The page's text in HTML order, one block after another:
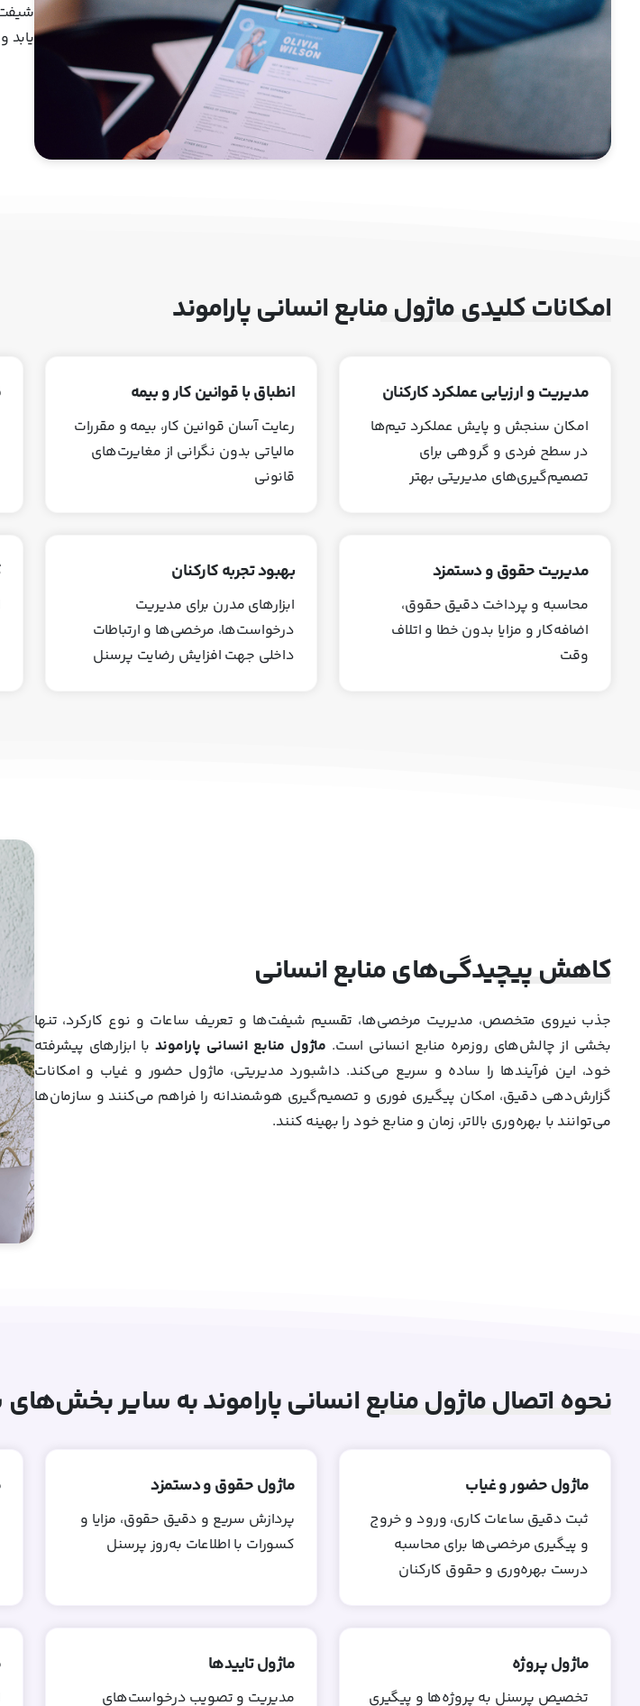
یابد
امکانات کلیدی ماژول منابع انسانی پاراموند
مدیریت و ارزیابی عملکرد کارکنان
امکان سنجش و پایش عملکرد تیم‌ها
در سطح فردی و گروهی برای
تصمیم‌گیری‌های مدیریتی بهتر
انطباق با قوانین کار و بیمه
رعایت آسان قوانین کار، بیمه و مقررات
مالیاتی بدون نگرانی از مغایرت‌های
قانونی
مدیریت حقوق و دستمزد
محاسبه و پرداخت دقیق حقوق،
اضافه‌کار و مزایا بدون خطا و اتلاف
وقت
بهبود تجربه کارکنان
ابزارهای مدرن برای مدیریت
درخواست‌ها، مرخصی‌ها و ارتباطات
داخلی جهت افزایش رضایت پرسنل
کاهش پیچیدگی‌های منابع انسانی
جذب نیروی متخصص، مدیریت مرخصی‌ها، تقسیم شیفت‌ها و تعریف ساعات و نوع کارکرد، تنها
بخشی از چالش‌های روزمره منابع انسانی است. ماژول منابع انسانی پاراموند با ابزارهای پیشرفته
خود، این فرآیندها را ساده و سریع می‌کند. داشبورد مدیریتی، ماژول حضور و غیاب و امکانات
گزارش‌دهی دقیق، امکان پیگیری فوری و تصمیم‌گیری هوشمندانه را فراهم می‌کنند و سازمان‌ها
می‌توانند با بهره‌وری بالاتر، زمان و منابع خود را بهینه کنند.
نحوه اتصال ماژول منابع انسانی پاراموند به سایر
ماژول حضور و غیاب
ثبت دقیق ساعات کاری، ورود و خروج
و پیگیری مرخصی‌ها برای محاسبه
درست بهره‌وری و حقوق کارکنان
ماژول حقوق و دستمزد
پردازش سریع و دقیق حقوق، مزایا و
کسورات با اطلاعات به‌روز پرسنل
ماژول پروژه
تخصیص پرسنل به پروژه‌ها و پیگیری
ماژول تاییدها
مدیریت و تصویب درخواست‌های